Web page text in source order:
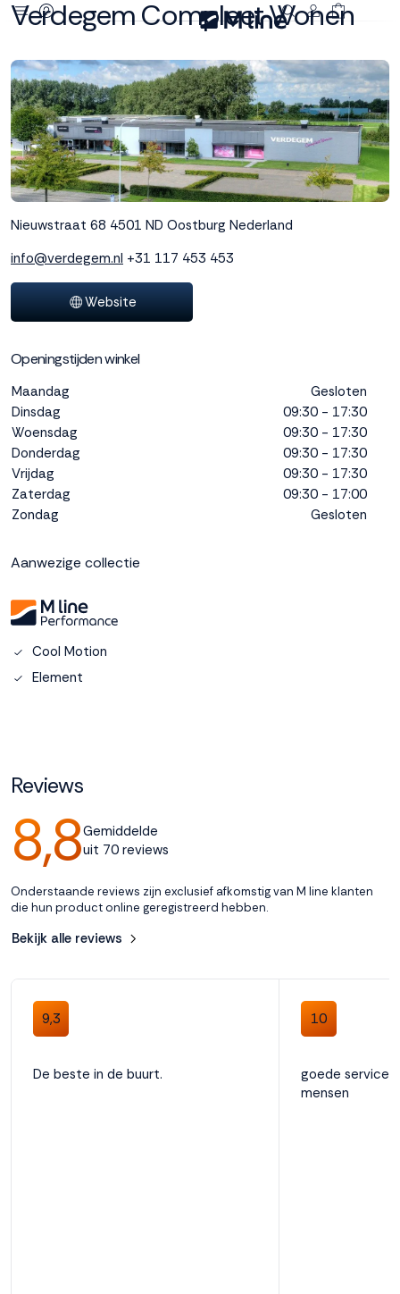
gebruikt
cookies
M line plaatst
functionele,
analytische en
marketing cookies.
cookies werkt de
website goed, terwijl
de analytische
cookies ons helpen
verbeteren. Via de
kunnen we jouw
interactie met ons
binnen en buiten
onze website te
volgen. Dat doen we
legitiem en belangrijk,
anoniem. Meer
weten? Lees
alle
lees hier onze privacy
policy. Door te
toestemming voor
onze marketing
Weigeren
Accepteren
Verdegem Compleet Wonen
Nieuwstraat 68 4501 ND Oostburg Nederland
info@verdegem.nl +31 117 453 453
Website
Openingstijden winkel
Maandag
Gesloten
Dinsdag
09:30 - 17:30
Woensdag
09:30 - 17:30
Donderdag
09:30 - 17:30
Vrijdag
09:30 - 17:30
Zaterdag
09:30 - 17:00
Zondag
Gesloten
Aanwezige collectie
Cool Motion
Element
Reviews
8,8Gemiddelde
uit 70 reviews
Onderstaande reviews zijn exclusief afkomstig van M line klanten
die hun product online geregistreerd hebben.
Bekijk alle reviews
9,3
De beste in de buurt.
10
goede service
mensen